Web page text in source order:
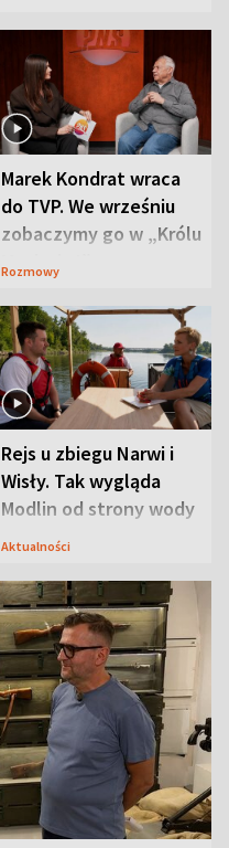
Marek Kondrat wraca
do TVP. We wrześniu
zobaczymy go w „Królu
Maciusiu I”
Rozmowy
Rejs u zbiegu Narwi i
Wisły. Tak wygląda
Modlin od strony wody
Aktualności